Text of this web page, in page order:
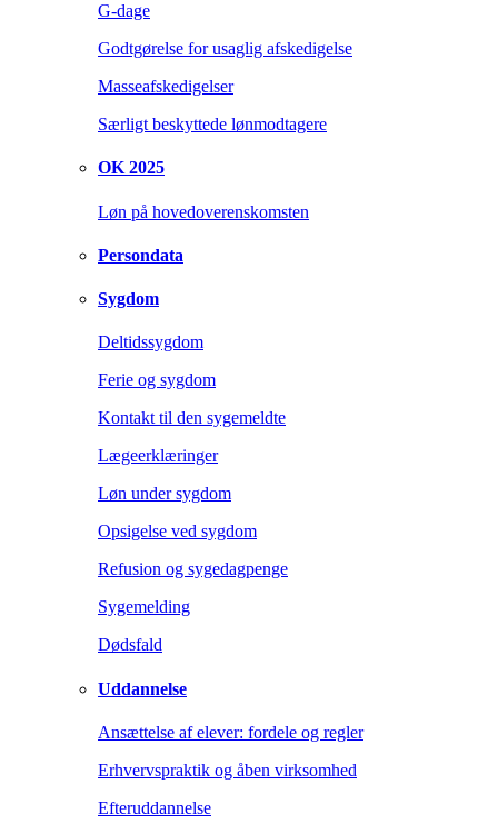
G-dage
Godtgørelse for usaglig afskedigelse
Masseafskedigelser
Særligt beskyttede lønmodtagere
OK 2025
Løn på hovedoverenskomsten
Persondata
Sygdom
Deltidssygdom
Ferie og sygdom
Kontakt til den sygemeldte
Lægeerklæringer
Løn under sygdom
Opsigelse ved sygdom
Refusion og sygedagpenge
Sygemelding
Dødsfald
Uddannelse
Ansættelse af elever: fordele og regler
Erhvervspraktik og åben virksomhed
Efteruddannelse